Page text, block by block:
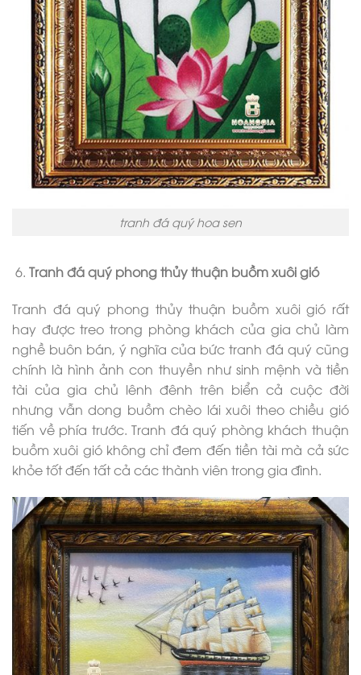
tranh đá quý hoa sen
Tranh đá quý phong thủy thuận buồm xuôi gió
Tranh đá quý phong thủy thuận buồm xuôi gió rất
hay được treo trong phòng khách của gia chủ làm
nghề buôn bán, ý nghĩa của bức tranh đá quý cũng
chính là hình ảnh con thuyền như sinh mệnh và tiền
tài của gia chủ lênh đênh trên biển cả cuộc đời
nhưng vẫn dong buồm chèo lái xuôi theo chiều gió
tiến về phía trước. Tranh đá quý phòng khách thuận
buồm xuôi gió không chỉ đem đến tiền tài mà cả sức
khỏe tốt đến tất cả các thành viên trong gia đình.